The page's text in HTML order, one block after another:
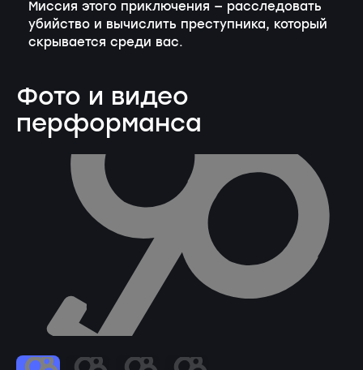
Миссия этого приключения — расследовать
убийство и вычислить преступника, который
скрывается среди вас.
Фото и видео
перформанса